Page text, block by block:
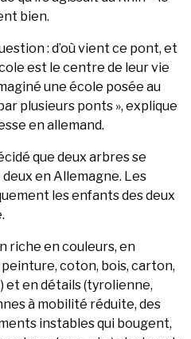
bien.
: d’où vient ce pont, et
est le centre de leur vie
une école posée au
plusieurs ponts », explique
en allemand.
que deux arbres se
en Allemagne. Les
les enfants des deux
riche en couleurs, en
coton, bois, carton,
et en détails (tyrolienne,
à mobilité réduite, des
instables qui bougent,